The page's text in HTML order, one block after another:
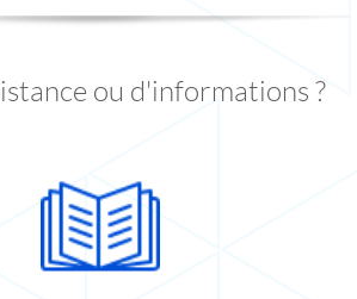
ou d'informations ?